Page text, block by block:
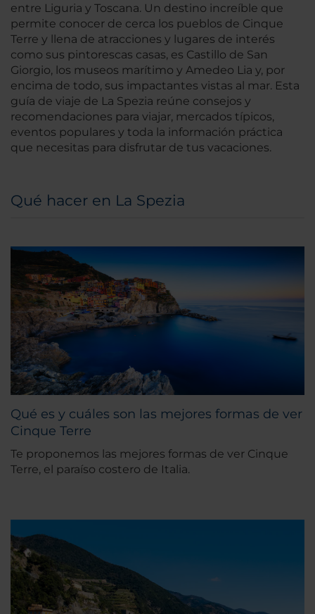
entre Liguria y Toscana. Un destino increíble que
permite conocer de cerca los pueblos de Cinque
Terre y llena de atracciones y lugares de interés
como sus pintorescas casas, es Castillo de San
Giorgio, los museos marítimo y Amedeo Lia y, por
encima de todo, sus impactantes vistas al mar. Esta
guía de viaje de La Spezia reúne consejos y
recomendaciones para viajar, mercados típicos,
eventos populares y toda la información práctica
que necesitas para disfrutar de tus vacaciones.
Qué hacer en La Spezia
Qué es y cuáles son las mejores formas de ver
Cinque Terre
Te proponemos las mejores formas de ver Cinque
Terre, el paraíso costero de Italia.